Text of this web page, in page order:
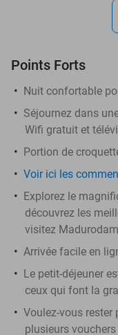
Points Forts
Nuit confortable
Séjournez dans
Wifi gratuit et
Portion de
Voir ici les
Explorez le
découvrez les
visitez Madurodam
Arrivée facile en
Le petit-déjeuner
ceux qui font la
Voulez-vous rester
plusieurs vouchers